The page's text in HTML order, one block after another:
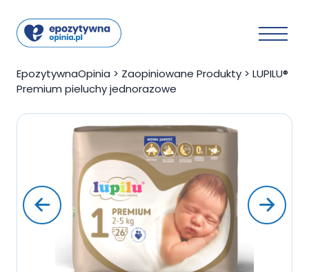
EpozytywnaOpinia > Zaopiniowane Produkty > LUPILU®
Premium pieluchy jednorazowe